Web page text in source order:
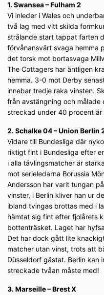
1. Swansea – Fulham 2
Vi inleder i Wales och
två lag med vitt skilda
strålande start tappat farten
förvånansvärt svaga hemma
det torsk mot bortasvaga
The Cottagers har äntligen
hemma. 3-0 mot Derby
innebar tredje raka vinsten.
från avstängning och
streckad under 40 procent
2. Schalke 04 – Union Berlin
Vidare till Bundesliga där
riktigt fint i Bundesliga efter
i alla tävlingsmatcher är
mot serieledarna Borussia
Andersson har varit tungan
vinster, i Berlin kliver han ur
ibland tvingas brottas med i
hämtat sig fint efter fjolårets
bottenträsket. Laget har
Det har dock gått lite
matcher utan vinst, trots att
Düsseldorf gästat. Berlin kan
streckade tvåan måste med!
3. Marseille – Brest X